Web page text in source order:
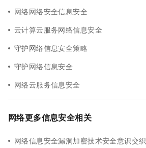
网络网络安全信息安全
云计算云服务网络信息安全
守护网络信息安全策略
守护网络信息安全
网络云服务信息安全
网络更多信息安全相关
网络信息安全漏洞加密技术安全意识交织